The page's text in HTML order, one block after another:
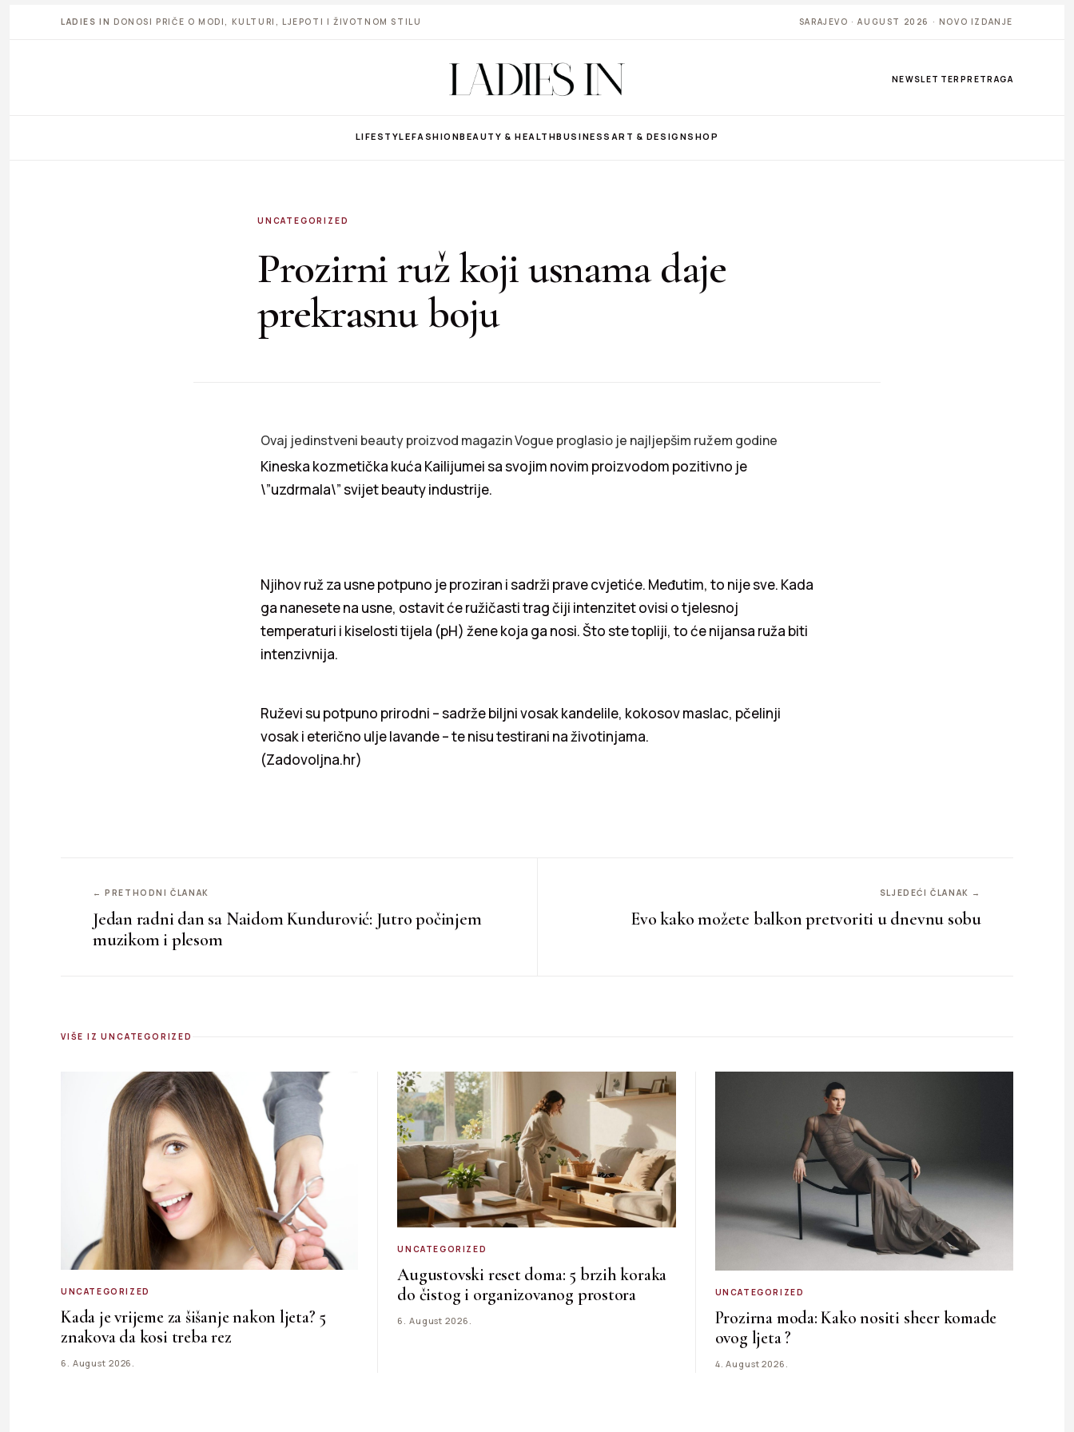
LADIES IN DONOSI PRIČE O MODI, KULTURI, LJEPOTI I ŽIVOTNOM STILU SARAJEVO · AUGUST 2026 · NOVO IZDANJE
NEWSLETTER PRETRAGA
LIFESTYLEFASHIONBEAUTY & HEALTHBUSINESS ART & DESIGNSHOP
UNCATEGORIZED
Prozirni ruž koji usnama daje
prekrasnu boju
Ovaj jedinstveni beauty proizvod magazin Vogue proglasio je najljepšim ružem godine
Kineska kozmetička kuća Kailijumei sa svojim novim proizvodom pozitivno je
\”uzdrmala\” svijet beauty industrije.
Njihov ruž za usne potpuno je proziran i sadrži prave cvjetiće. Međutim, to nije sve. Kada
ga nanesete na usne, ostavit će ružičasti trag čiji intenzitet ovisi o tjelesnoj
temperaturi i kiselosti tijela (pH) žene koja ga nosi. Što ste topliji, to će nijansa ruža biti
intenzivnija.
Ruževi su potpuno prirodni – sadrže biljni vosak kandelile, kokosov maslac, pčelinji
vosak i eterično ulje lavande – te nisu testirani na životinjama.
(Zadovoljna.hr)
← PRETHODNI ČLANAK
Jedan radni dan sa Naidom Kundurović: Jutro počinjem
muzikom i plesom
SLJEDEĆI ČLANAK →
Evo kako možete balkon pretvoriti u dnevnu sobu
VIŠE IZ UNCATEGORIZED
UNCATEGORIZED
Kada je vrijeme za šišanje nakon ljeta? 5
znakova da kosi treba rez
6. August 2026.
UNCATEGORIZED
Augustovski reset doma: 5 brzih koraka
do čistog i organizovanog prostora
6. August 2026.
UNCATEGORIZED
Prozirna moda: Kako nositi sheer komade
ovog ljeta ?
4. August 2026.